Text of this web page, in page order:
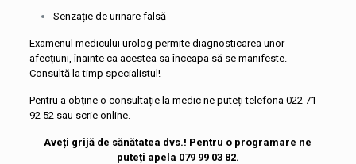
Senzație de urinare falsă
Examenul medicului urolog permite diagnosticarea unor
afecțiuni, înainte ca acestea sa înceapa să se manifeste.
Consultă la timp specialistul!
Pentru a obține o consultație la medic ne puteți telefona 022 71
92 52 sau scrie online.
Aveți grijă de sănătatea dvs.! Pentru o programare ne
puteți apela 079 99 03 82.